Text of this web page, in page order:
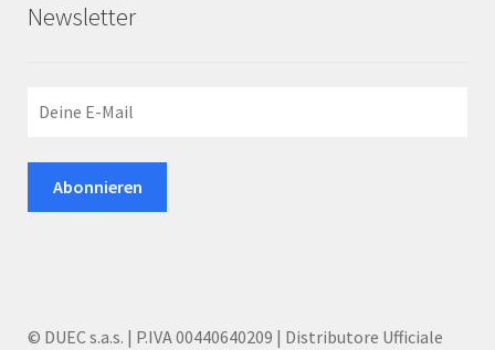
Newsletter
© DUEC s.a.s. | P.IVA 00440640209 | Distributore Ufficiale